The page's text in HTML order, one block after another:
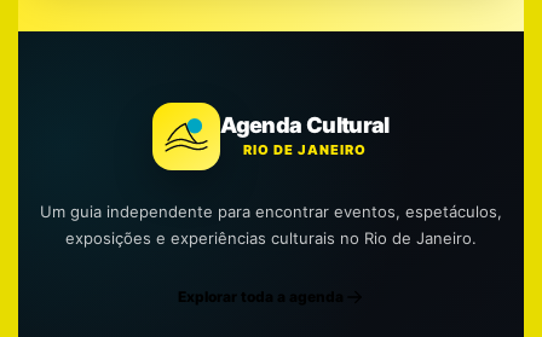
Agenda Cultural
RIO DE JANEIRO
Um guia independente para encontrar eventos, espetáculos,
exposições e experiências culturais no Rio de Janeiro.
Explorar toda a agenda